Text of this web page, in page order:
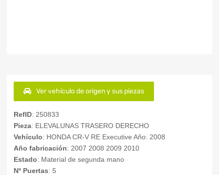
Ver vehículo de origen y sus piezas
RefID: 250833
Pieza: ELEVALUNAS TRASERO DERECHO
Vehículo: HONDA CR-V RE Executive Año: 2008
Año fabricación: 2007 2008 2009 2010
Estado: Material de segunda mano
Nº Puertas: 5